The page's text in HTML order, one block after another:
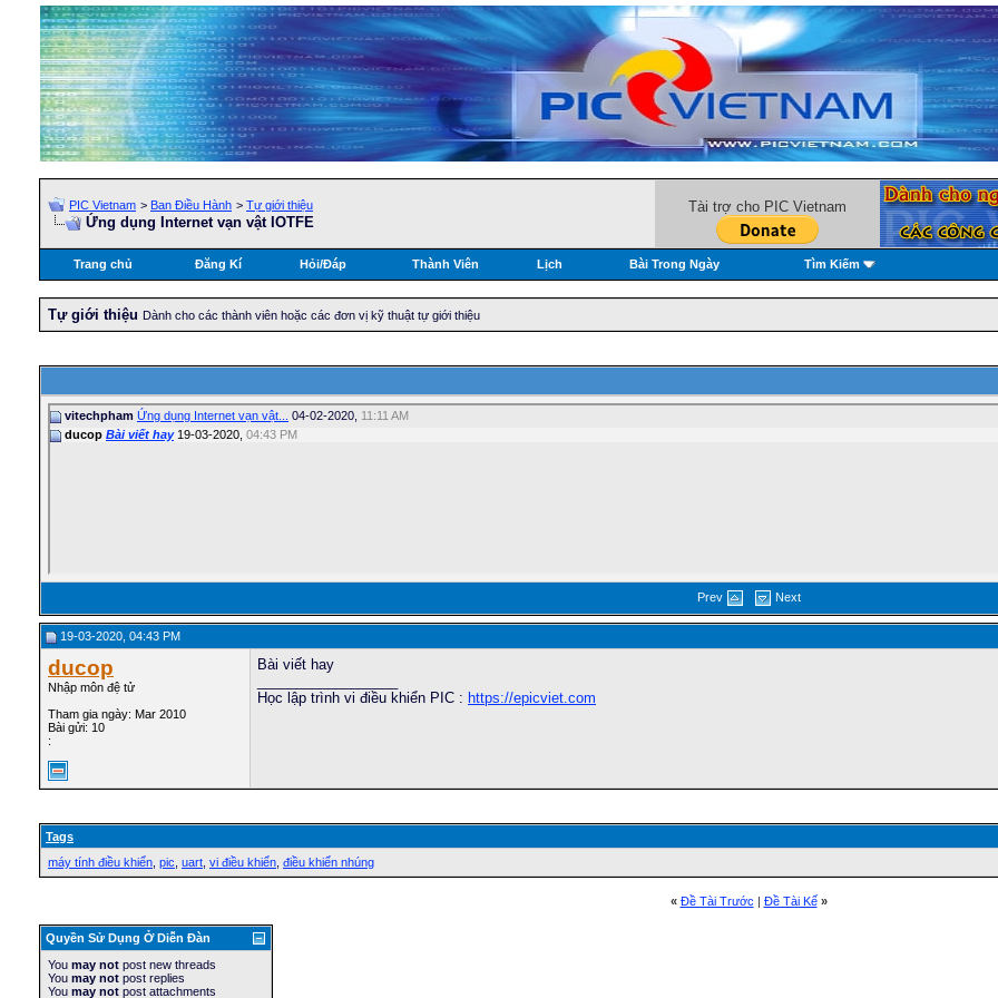
PIC Vietnam > Ban Điều Hành > Tự giới thiệu
Ứng dụng Internet vạn vật IOTFE
Tài trợ cho PIC Vietnam
Trang chủ Đăng Kí Hỏi/Ðáp Thành Viên Lịch Bài Trong Ngày Tìm Kiếm
Tự giới thiệu Dành cho các thành viên hoặc các đơn vị kỹ thuật tự giới thiệu
vitechpham Ứng dụng Internet vạn vật... 04-02-2020, 11:11 AM
ducop Bài viết hay19-03-2020, 04:43 PM
Prev Next
19-03-2020, 04:43 PM
ducop
Nhập môn đệ tử
Tham gia ngày: Mar 2010
Bài gửi: 10
:
Bài viết hay
Học lập trình vi điều khiển PIC : https://epicviet.com
Tags
máy tính điều khiển pic uart vi điều khiển điều khiển nhúng
« Ðề Tài Trước | Ðề Tài Kế »
Quyền Sử Dụng Ở Diễn Ðàn
You may not post new threads
You may not post replies
You may not post attachments